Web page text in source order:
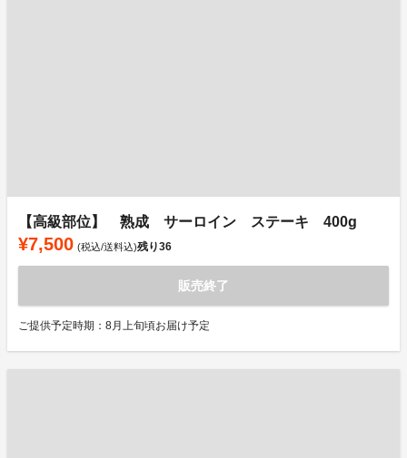
【高級部位】 熟成 サーロイン ステーキ 400g
¥7,500 (税込/送料込)残り36
販売終了
ご提供予定時期：8月上旬頃お届け予定